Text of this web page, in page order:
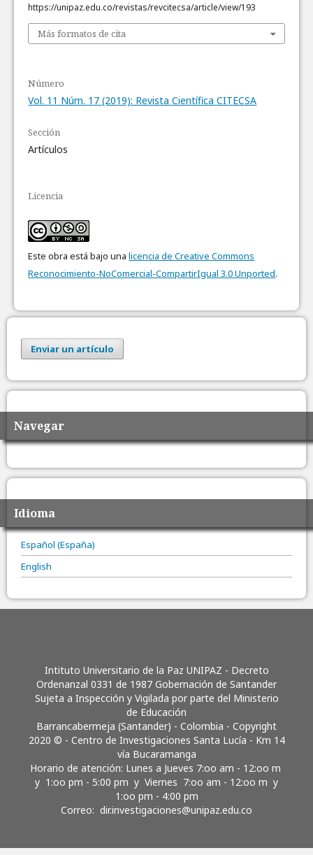
https://unipaz.edu.co/revistas/revcitecsa/article/view/193
Más formatos de cita
Número
Vol. 11 Núm. 17 (2019): Revista Científica CITECSA
Sección
Artículos
Licencia
Este obra está bajo unalicencia de Creative Commons
Reconocimiento-NoComercial-CompartirIgual 3.0 Unported.
Enviar un artículo
Navegar
Idioma
Español (España)
English
Intituto Universitario de la Paz UNIPAZ - Decreto
Ordenanzal 0331 de 1987 Gobernación de Santander
Sujeta a Inspección y Vigilada por parte del Ministerio
de Educación
Barrancabermeja (Santander) - Colombia - Copyright
2020 © - Centro de Investigaciones Santa Lucía - Km 14
vía Bucaramanga
Horario de atención: Lunes a Jueves 7:oo am - 12:oo m
y 1:oo pm - 5:00 pm y Viernes 7:oo am - 12:oo m y
1:oo pm - 4:00 pm
Correo: dir.investigaciones@unipaz.edu.co